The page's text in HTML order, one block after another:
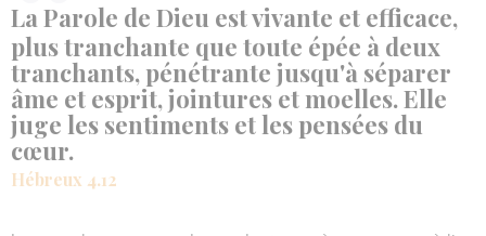
La Parole de Dieu est vivante et efficace,
plus tranchante que toute épée à deux
tranchants, pénétrante jusqu'à séparer
âme et esprit, jointures et moelles. Elle
juge les sentiments et les pensées du
cœur.
Hébreux 4.12